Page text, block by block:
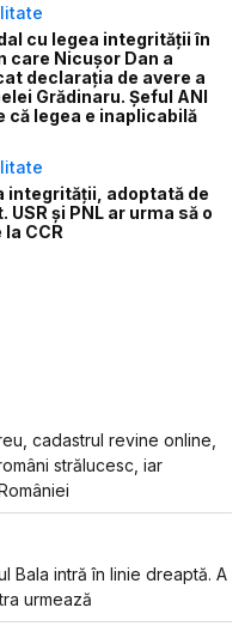
cu legea integrității în
care Nicușor Dan a
declarația de avere a
Grădinaru. Șeful ANI
că legea e inaplicabilă
integrității, adoptată de
USR și PNL ar urma să o
CCR
cadastrul revine online,
strălucesc, iar
Bala intră în linie dreaptă. A
urmează